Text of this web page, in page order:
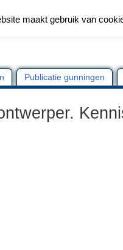
Publicatie gunningen
maakt gebruik van